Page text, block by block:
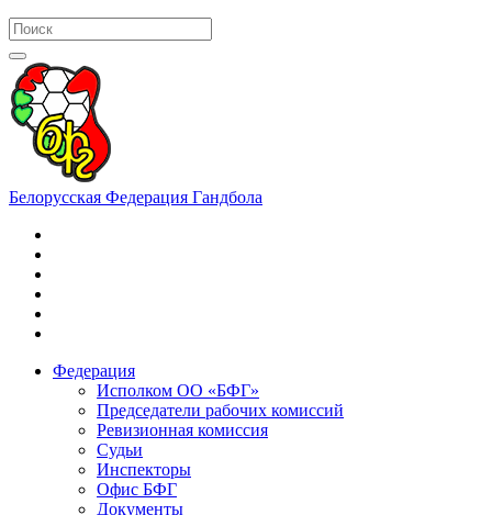
Белорусская Федерация Гандбола
Федерация
Исполком ОО «БФГ»
Председатели рабочих комиссий
Ревизионная комиссия
Судьи
Инспекторы
Офис БФГ
Документы